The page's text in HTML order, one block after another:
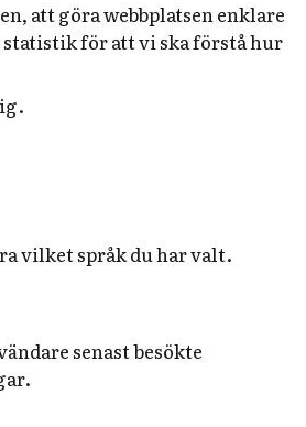
att göra webbplatsen enklare
statistik för att vi ska förstå hur
vilket språk du har valt.
senast besökte